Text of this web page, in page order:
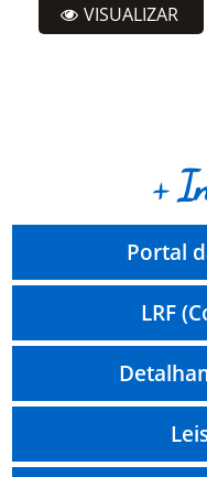
VISUALIZAR
+
Portal
LRF